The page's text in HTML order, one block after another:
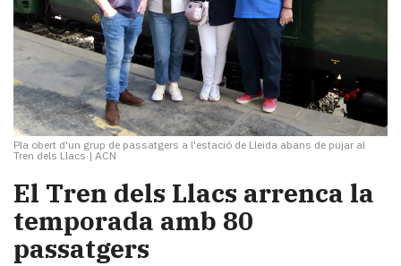
Pla obert d'un grup de passatgers a l'estació de Lleida abans de pujar al
Tren dels Llacs | ACN
El Tren dels Llacs arrenca la
temporada amb 80
passatgers